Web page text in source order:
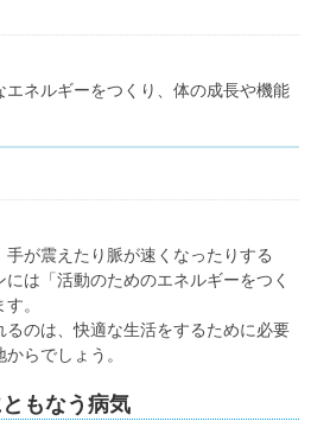
エネルギーをつくり、体の成長や機能
手が震えたり脈が速くなったりする
は「活動のためのエネルギーをつく
。
るのは、快適な生活をするために必要
らでしょう。
もなう病気